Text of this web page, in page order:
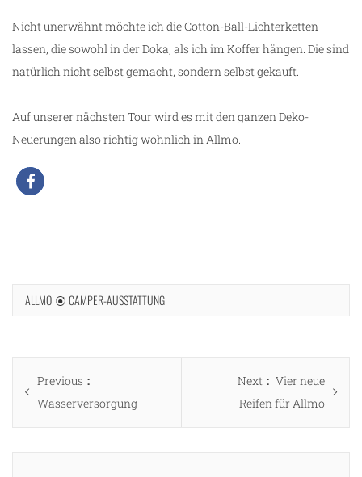
Nicht unerwähnt möchte ich die Cotton-Ball-Lichterketten
lassen, die sowohl in der Doka, als ich im Koffer hängen. Die sind
natürlich nicht selbst gemacht, sondern selbst gekauft.
Auf unserer nächsten Tour wird es mit den ganzen Deko-
Neuerungen also richtig wohnlich in Allmo.
ALLMO CAMPER-AUSSTATTUNG
Beitragsnavigation
Previous
post:
Wasserversorgung
Next
Next
post:
Vier neue
Reifen für Allmo